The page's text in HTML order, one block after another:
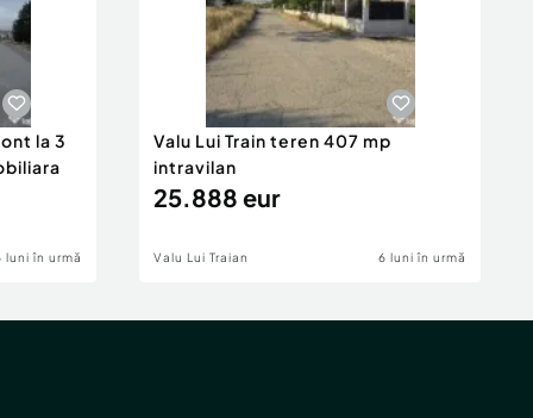
la 3
luni în urmă
Valu Lui Train teren 407 mp
intravilan
25.888 eur
Valu Lui Traian 6 luni în urmă